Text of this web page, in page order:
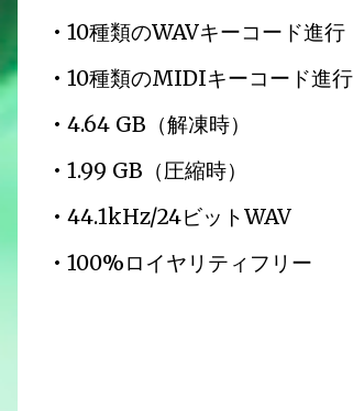
• 10種類のWAVキーコード進行
• 10種類のMIDIキーコード進行
• 4.64 GB（解凍時）
• 1.99 GB（圧縮時）
• 44.1kHz/24ビットWAV
• 100%ロイヤリティフリー